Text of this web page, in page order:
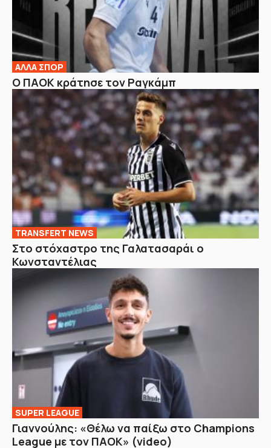
ΑΛΛΑ ΣΠΟΡ
Ο ΠΑΟΚ κράτησε τον Ραγκάμπ
TRANSFERT NEWS
Στο στόχαστρο της Γαλατασαράι ο
Κωνσταντέλιας
SUPER LEAGUE
Γιαννούλης: «Θέλω να παίξω στο Champions
League με τον ΠΑΟΚ» (video)